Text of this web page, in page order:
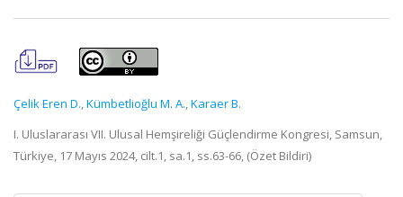
Çelik Eren D.,Kümbetlioğlu M. A.,Karaer B.
I. Uluslararası VII. Ulusal Hemşireliği Güçlendirme Kongresi, Samsun,
Türkiye, 17 Mayıs 2024, cilt.1, sa.1, ss.63-66, (Özet Bildiri)